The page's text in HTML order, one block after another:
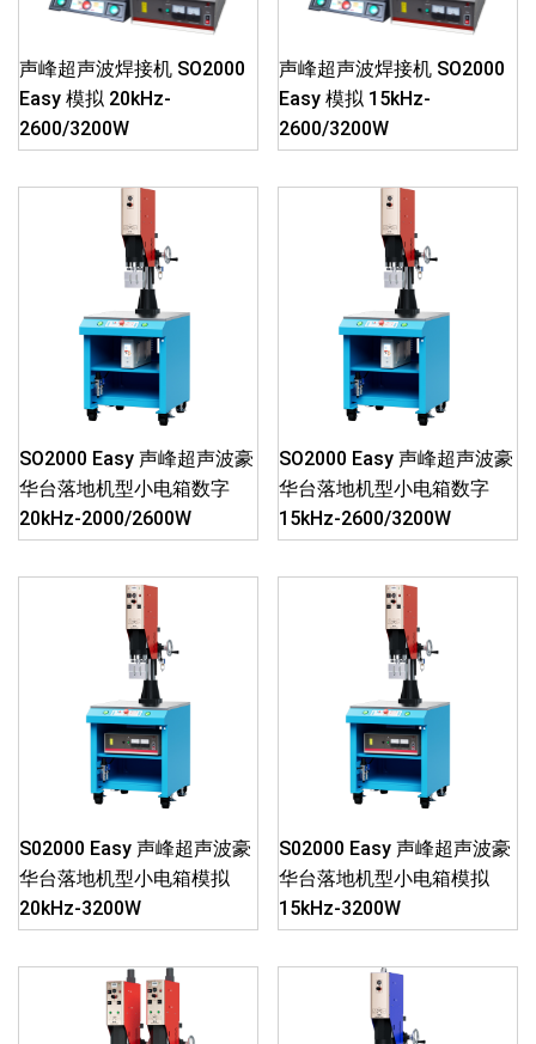
声峰超声波焊接机 SO2000
Easy 模拟 20kHz-
2600/3200W
声峰超声波焊接机 SO2000
Easy 模拟 15kHz-
2600/3200W
SO2000 Easy 声峰超声波豪
华台落地机型小电箱数字
20kHz-2000/2600W
SO2000 Easy 声峰超声波豪
华台落地机型小电箱数字
15kHz-2600/3200W
S02000 Easy 声峰超声波豪
华台落地机型小电箱模拟
20kHz-3200W
S02000 Easy 声峰超声波豪
华台落地机型小电箱模拟
15kHz-3200W